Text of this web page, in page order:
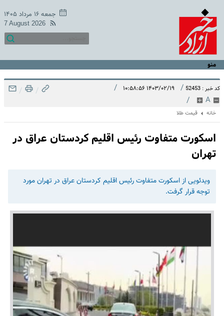
جمعه ۱۶ مرداد ۱۴۰۵
7 August 2026
منو
کد خبر : 52453 / ۱۴۰۳/۰۲/۱۹ ۱۰:۵۸:۵۶ /
A
/
/
/
خانه قیمت طلا
اسکورت متفاوت رئیس اقلیم کردستان عراق در
تهران
ویدئویی از اسکورت متفاوت رئیس اقلیم کردستان عراق در تهران مورد
توجه قرار گرفت.